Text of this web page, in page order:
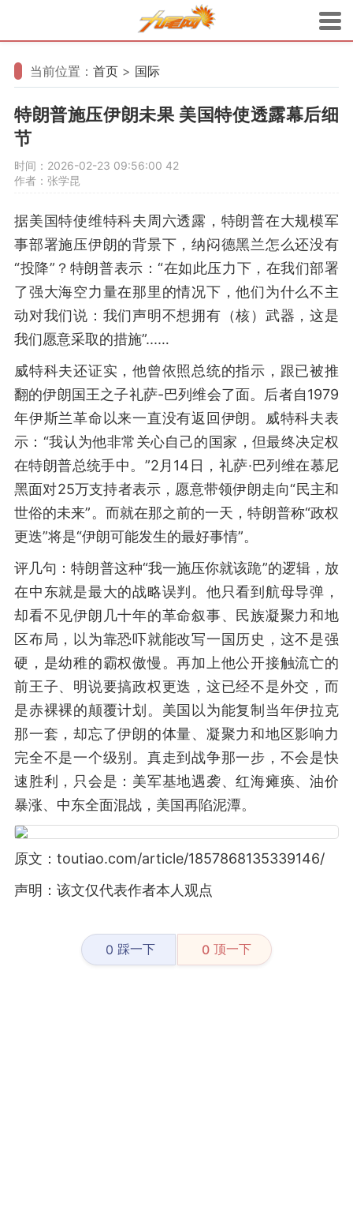
当前位置： 首页 > 国际
特朗普施压伊朗未果 美国特使透露幕后细
节
时间：2026-02-23 09:56:00 42
作者：张学昆
据美国特使维特科夫周六透露，特朗普在大规模军
事部署施压伊朗的背景下，纳闷德黑兰怎么还没有
“投降”？特朗普表示：“在如此压力下，在我们部署
了强大海空力量在那里的情况下，他们为什么不主
动对我们说：我们声明不想拥有（核）武器，这是
我们愿意采取的措施”...…
威特科夫还证实，他曾依照总统的指示，跟已被推
翻的伊朗国王之子礼萨-巴列维会了面。后者自1979
年伊斯兰革命以来一直没有返回伊朗。威特科夫表
示：“我认为他非常关心自己的国家，但最终决定权
在特朗普总统手中。”2月14日，礼萨·巴列维在慕尼
黑面对25万支持者表示，愿意带领伊朗走向“民主和
世俗的未来”。而就在那之前的一天，特朗普称“政权
更迭”将是“伊朗可能发生的最好事情”。
评几句：特朗普这种“我一施压你就该跪”的逻辑，放
在中东就是最大的战略误判。他只看到航母导弹，
却看不见伊朗几十年的革命叙事、民族凝聚力和地
区布局，以为靠恐吓就能改写一国历史，这不是强
硬，是幼稚的霸权傲慢。再加上他公开接触流亡的
前王子、明说要搞政权更迭，这已经不是外交，而
是赤裸裸的颠覆计划。美国以为能复制当年伊拉克
那一套，却忘了伊朗的体量、凝聚力和地区影响力
完全不是一个级别。真走到战争那一步，不会是快
速胜利，只会是：美军基地遇袭、红海瘫痪、油价
暴涨、中东全面混战，美国再陷泥潭。
原文：toutiao.com/article/1857868135339146/
声明：该文仅代表作者本人观点
0 踩一下 0 顶一下